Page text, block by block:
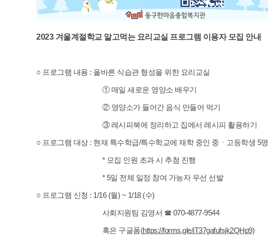
2023 겨울계절학교 알고먹는 요리교실 프로그램 이용자 모집 안내
○ 프로그램 내용 : 올바른 식습관 형성을 위한 요리교실
① 매일 새로운 영양소 배우기
② 영양소가 들어간 음식 만들어 먹기
③ 레시피북에 정리하고 집에서 레시피 활용하기
○ 프로그램 대상 : 현재 특수학급/특수학교에 재학 중인 중ㆍ고등학생 5명
* 모집 인원 초과 시 추첨 진행
* 5일 전체 일정 참여 가능자 우선 선발
○ 프로그램 신청 : 1/16 (월) ~ 1/18 (수)
사회지원팀 김영서 ☎ 070-4877-9544
혹은 구글폼(https://forms.gle/iT37gafufsjk2QHp9)